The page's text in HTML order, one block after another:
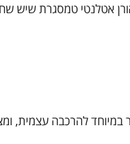
אורן אטלנטי טמסגרת שיש
במיוחד להרכבה עצמית,